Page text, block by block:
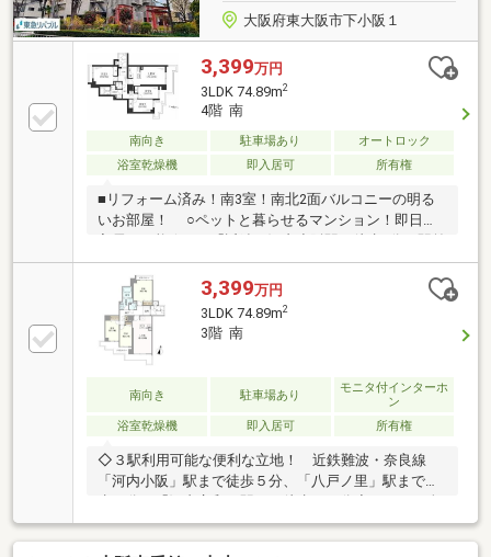
大阪府東大阪市下小阪１
3,399万円
3LDK 74.89m2
4階 南
南向き 駐車場あり
オートロック
浴室乾燥機
即入居可 所有権
■リフォーム済み！南3室！南北2面バルコニーの明る
いお部屋！ ○ペットと暮らせるマンション！即日ご
には商店街もありお仕事帰りのお買い物も便利♪
3,399万円
3LDK 74.89m2
3階 南
南向き 駐車場あり
モニタ付インターホ
ン
浴室乾燥機
即入居可 所有権
◇３駅利用可能な便利な立地！ 近鉄難波・奈良線
「河内小阪」駅まで徒歩５分、「八戸ノ里」駅まで徒
居室がバルコニーに面した開放的な間取り。◇浴室乾
燥機、食器洗乾燥機など設備充実。◇全居室収納付